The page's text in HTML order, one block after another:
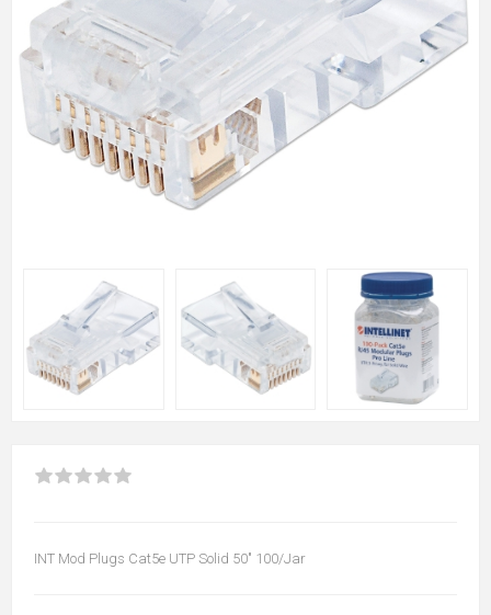
INT Mod Plugs Cat5e UTP Solid 50" 100/Jar